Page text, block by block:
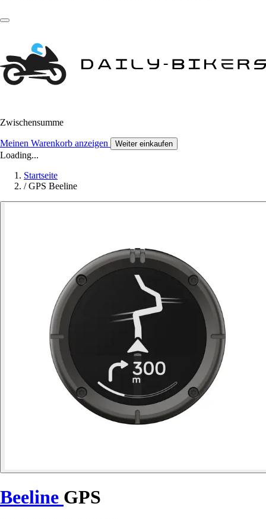
Zwischensumme
Meinen Warenkorb anzeigen Weiter einkaufen
Loading...
Startseite
/ GPS Beeline
Beeline GPS